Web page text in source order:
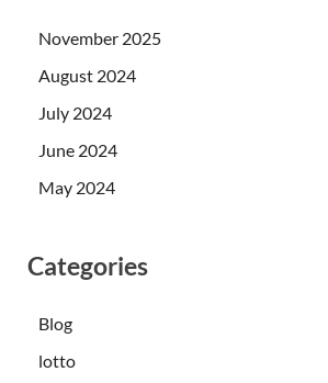
November 2025
August 2024
July 2024
June 2024
May 2024
Categories
Blog
lotto